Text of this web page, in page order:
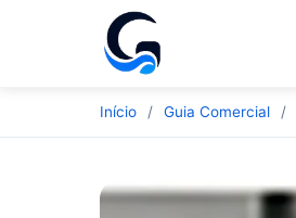
Início / Guia Comercial /